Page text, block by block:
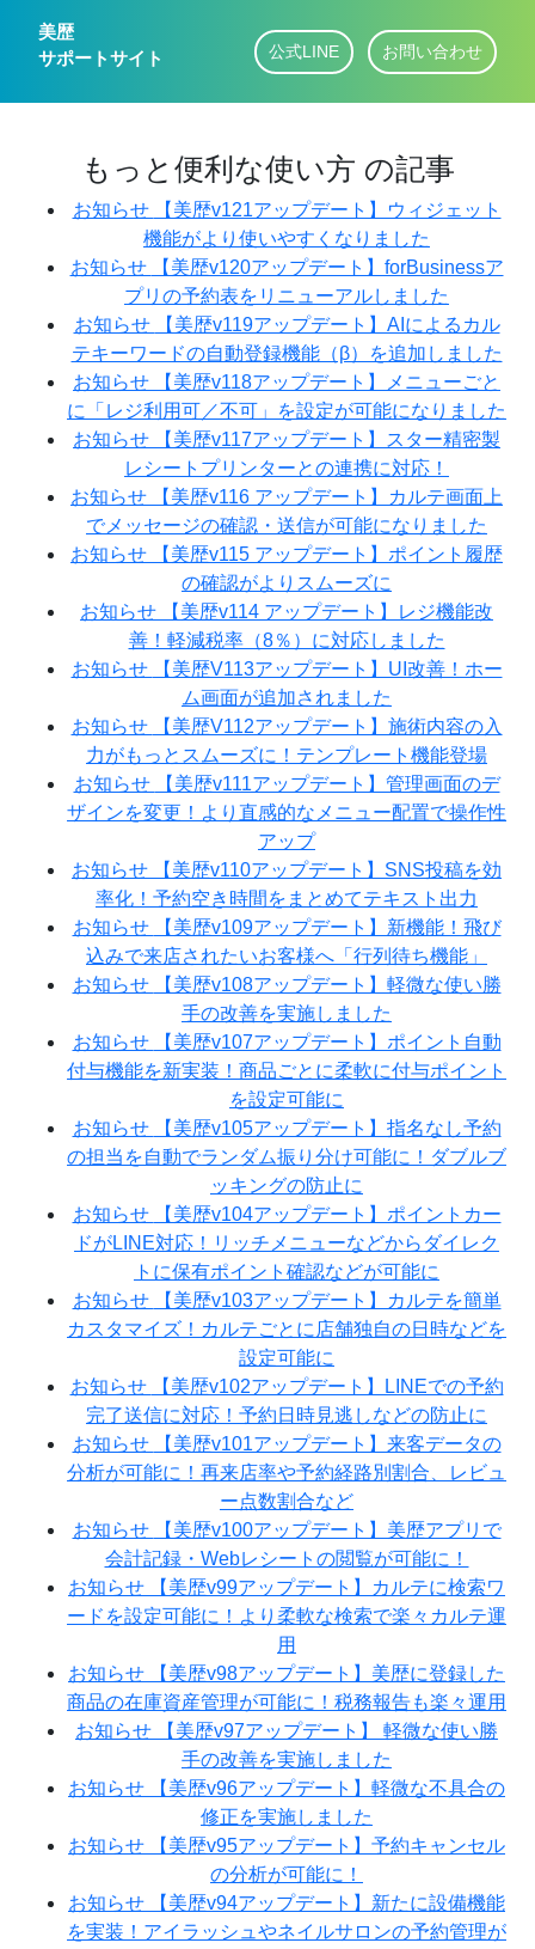
美歴
サポートサイト
公式LINE お問い合わせ
もっと便利な使い方 の記事
お知らせ
【美歴v121アップデート】ウィジェット
機能がより使いやすくなりました
お知らせ
【美歴v120アップデート】forBusinessア
プリの予約表をリニューアルしました
お知らせ
【美歴v119アップデート】AIによるカル
テキーワードの自動登録機能（β）を追加しました
お知らせ
【美歴v118アップデート】メニューごと
に「レジ利用可／不可」を設定が可能になりました
お知らせ
【美歴v117アップデート】スター精密製
レシートプリンターとの連携に対応！
お知らせ
【美歴v116 アップデート】カルテ画面上
でメッセージの確認・送信が可能になりました
お知らせ
【美歴v115 アップデート】ポイント履歴
の確認がよりスムーズに
お知らせ
【美歴v114 アップデート】レジ機能改
善！軽減税率（8％）に対応しました
お知らせ
【美歴V113アップデート】UI改善！ホー
ム画面が追加されました
お知らせ
【美歴V112アップデート】施術内容の入
力がもっとスムーズに！テンプレート機能登場
お知らせ
【美歴v111アップデート】管理画面のデ
ザインを変更！より直感的なメニュー配置で操作性
アップ
お知らせ
【美歴v110アップデート】SNS投稿を効
率化！予約空き時間をまとめてテキスト出力
お知らせ
【美歴v109アップデート】新機能！飛び
込みで来店されたいお客様へ「行列待ち機能」
お知らせ
【美歴v108アップデート】軽微な使い勝
手の改善を実施しました
お知らせ
【美歴v107アップデート】ポイント自動
付与機能を新実装！商品ごとに柔軟に付与ポイント
を設定可能に
お知らせ
【美歴v105アップデート】指名なし予約
の担当を自動でランダム振り分け可能に！ダブルブ
ッキングの防止に
お知らせ
【美歴v104アップデート】ポイントカー
ドがLINE対応！リッチメニューなどからダイレク
トに保有ポイント確認などが可能に
お知らせ
【美歴v103アップデート】カルテを簡単
カスタマイズ！カルテごとに店舗独自の日時などを
設定可能に
お知らせ
【美歴v102アップデート】LINEでの予約
完了送信に対応！予約日時見逃しなどの防止に
お知らせ
【美歴v101アップデート】来客データの
分析が可能に！再来店率や予約経路別割合、レビュ
ー点数割合など
お知らせ
【美歴v100アップデート】美歴アプリで
会計記録・Webレシートの閲覧が可能に！
お知らせ
【美歴v99アップデート】カルテに検索ワ
ードを設定可能に！より柔軟な検索で楽々カルテ運
用
お知らせ
【美歴v98アップデート】美歴に登録した
商品の在庫資産管理が可能に！税務報告も楽々運用
お知らせ
【美歴v97アップデート】 軽微な使い勝
手の改善を実施しました
お知らせ
【美歴v96アップデート】軽微な不具合の
修正を実施しました
お知らせ
【美歴v95アップデート】予約キャンセル
の分析が可能に！
お知らせ
【美歴v94アップデート】新たに設備機能
を実装！アイラッシュやネイルサロンの予約管理が